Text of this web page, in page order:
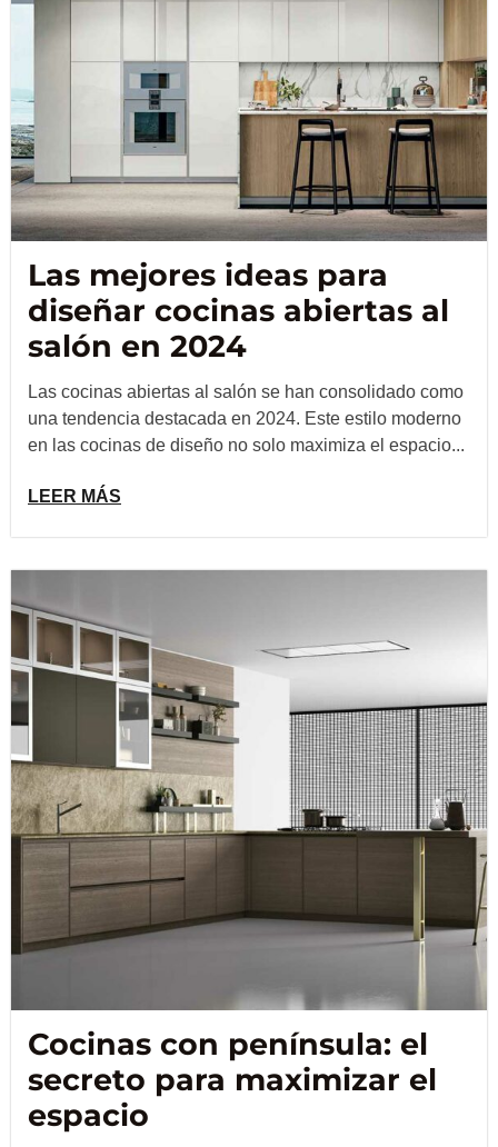
Las mejores ideas para
diseñar cocinas abiertas al
salón en 2024
Las cocinas abiertas al salón se han consolidado como
una tendencia destacada en 2024. Este estilo moderno
en las cocinas de diseño no solo maximiza el espacio...
LEER MÁS
Cocinas con península: el
secreto para maximizar el
espacio